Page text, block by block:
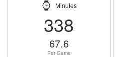
Minutes
338
67.6
Per Game